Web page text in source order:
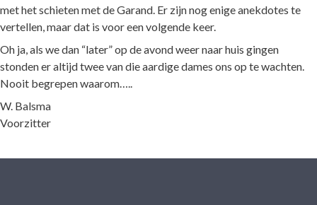
met het schieten met de Garand. Er zijn nog enige anekdotes te
vertellen, maar dat is voor een volgende keer.
Oh ja, als we dan “later” op de avond weer naar huis gingen
stonden er altijd twee van die aardige dames ons op te wachten.
Nooit begrepen waarom…..
W. Balsma
Voorzitter